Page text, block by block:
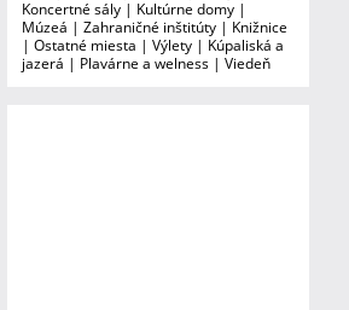
Koncertné sály | Kultúrne domy |
Múzeá | Zahraničné inštitúty | Knižnice
| Ostatné miesta | Výlety | Kúpaliská a
jazerá | Plavárne a welness | Viedeň